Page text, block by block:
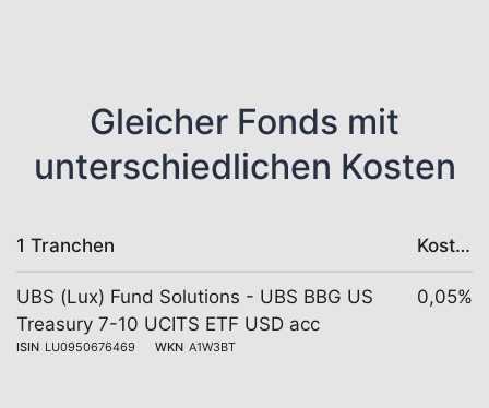
Gleicher Fonds mit
unterschiedlichen Kosten
1 Tranchen Kosten
UBS (Lux) Fund Solutions - UBS BBG US
Treasury 7-10 UCITS ETF USD acc
ISIN LU0950676469 WKN A1W3BT
0,05%